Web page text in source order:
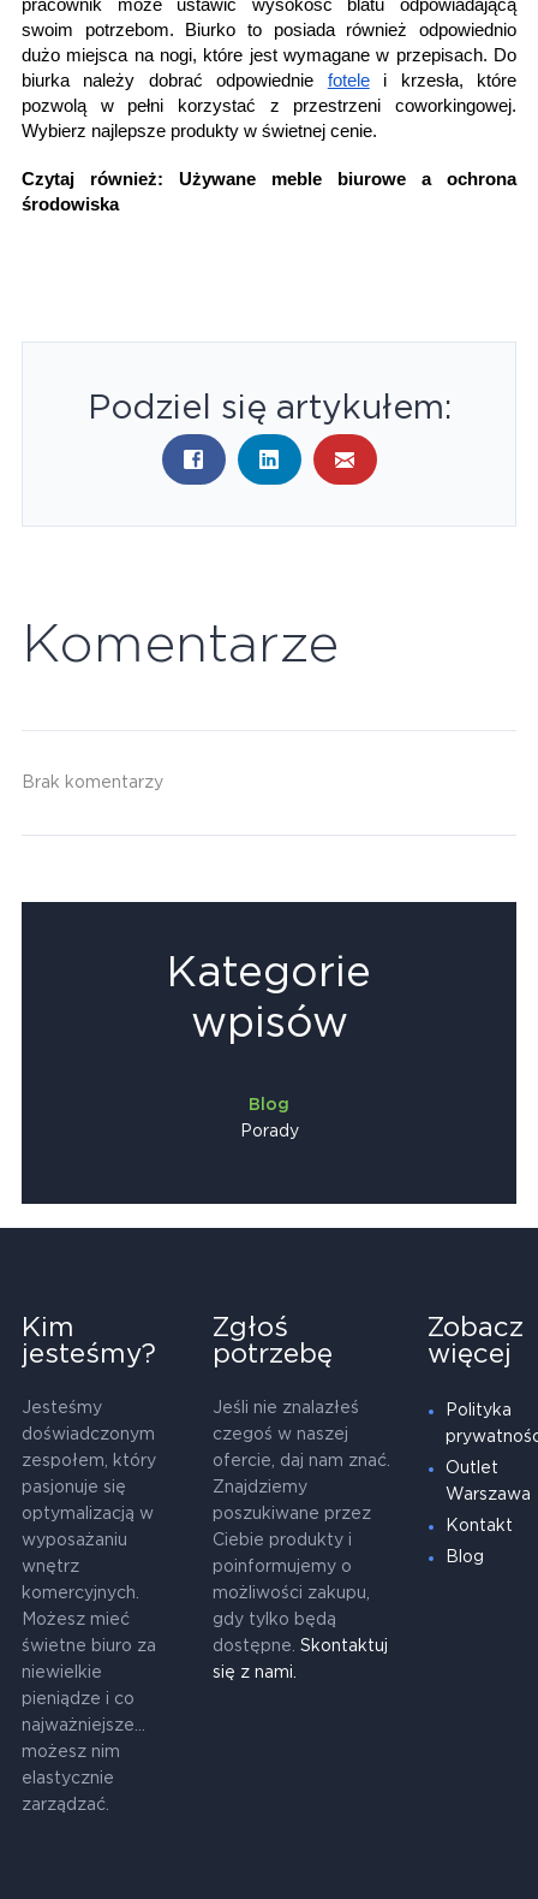
pracownik może ustawić wysokość blatu odpowiadającą
swoim potrzebom. Biurko to posiada również odpowiednio
dużo miejsca na nogi, które jest wymagane w przepisach. Do
biurka należy dobrać odpowiednie fotelei krzesła, które
pozwolą w pełni korzystać z przestrzeni coworkingowej.
Wybierz najlepsze produkty w świetnej cenie.
Czytaj również: Używane meble biurowe a ochrona
środowiska
Podziel się artykułem:
Komentarze
Brak komentarzy
Kategorie
wpisów
Blog
Porady
Kim
jesteśmy?
Jesteśmy
doświadczonym
zespołem, który
pasjonuje się
optymalizacją w
wyposażaniu
wnętrz
komercyjnych.
Możesz mieć
świetne biuro za
niewielkie
pieniądze i co
najważniejsze...
możesz nim
elastycznie
zarządzać.
Zgłoś
potrzebę
Jeśli nie znalazłeś
czegoś w naszej
ofercie, daj nam znać.
Znajdziemy
poszukiwane przez
Ciebie produkty i
poinformujemy o
możliwości zakupu,
gdy tylko będą
dostępne. Skontaktuj
się z nami.
Zobacz
więcej
Polityka
Outlet
Warszawa
Kontakt
Blog